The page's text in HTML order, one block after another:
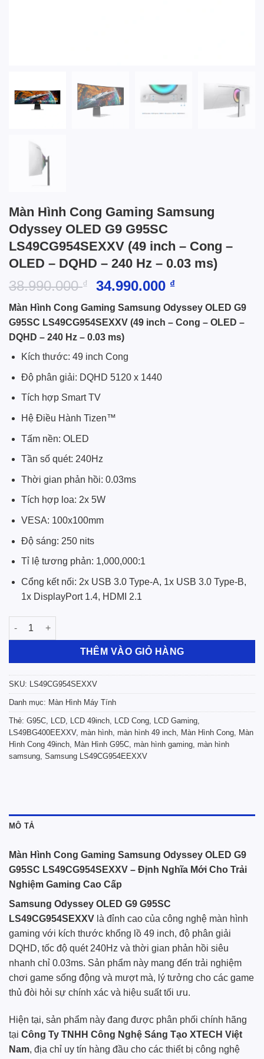
Màn Hình Cong Gaming Samsung
Odyssey OLED G9 G95SC
LS49CG954SEXXV (49 inch – Cong –
OLED – DQHD – 240 Hz – 0.03 ms)
38.990.000₫
Giá
là:
38.990.000 ₫.
34.990.000 ₫Giá
tại
là:
Màn Hình Cong Gaming Samsung Odyssey OLED G9
G95SC LS49CG954SEXXV (49 inch – Cong – OLED –
DQHD – 240 Hz – 0.03 ms)
Kích thước: 49 inch Cong
Độ phân giải: DQHD 5120 x 1440
Tích hợp Smart TV
Hệ Điều Hành Tizen™
Tấm nền: OLED
Tần số quét: 240Hz
Thời gian phản hồi: 0.03ms
Tích hợp loa: 2x 5W
VESA: 100x100mm
Độ sáng: 250 nits
Tỉ lệ tương phản: 1,000,000:1
Cổng kết nối: 2x USB 3.0 Type-A, 1x USB 3.0 Type-B,
1x DisplayPort 1.4, HDMI 2.1
Màn Hình Cong Gaming Samsung Odyssey OLED G9 G95SC
THÊM VÀO GIỎ HÀNG
SKU: LS49CG954SEXXV
Danh mục: Màn Hình Máy Tính
Thẻ: G95C, LCD, LCD 49inch, LCD Cong, LCD Gaming,
LS49BG400EEXXV, màn hình, màn hình 49 inch, Màn Hình Cong, Màn
Hình Cong 49inch, Màn Hình G95C, màn hình gaming, màn hình
samsung, Samsung LS49CG954EEXXV
MÔ TẢ
Màn Hình Cong Gaming Samsung Odyssey OLED G9
G95SC LS49CG954SEXXV – Định Nghĩa Mới Cho Trải
Nghiệm Gaming Cao Cấp
Samsung Odyssey OLED G9 G95SC
LS49CG954SEXXV là đỉnh cao của công nghệ màn hình
gaming với kích thước khổng lồ 49 inch, độ phân giải
DQHD, tốc độ quét 240Hz và thời gian phản hồi siêu
nhanh chỉ 0.03ms. Sản phẩm này mang đến trải nghiệm
chơi game sống động và mượt mà, lý tưởng cho các game
thủ đòi hỏi sự chính xác và hiệu suất tối ưu.
Hiện tại, sản phẩm này đang được phân phối chính hãng
tại Công Ty TNHH Công Nghệ Sáng Tạo XTECH Việt
Nam, địa chỉ uy tín hàng đầu cho các thiết bị công nghệ